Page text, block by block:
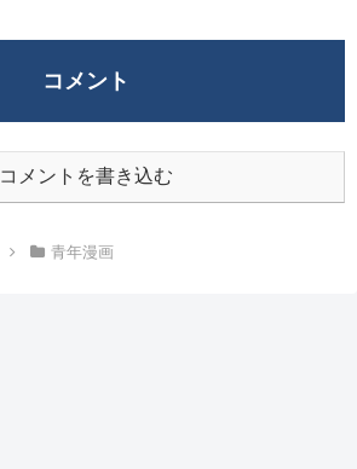
コメント
コメントを書き込む
青年漫画